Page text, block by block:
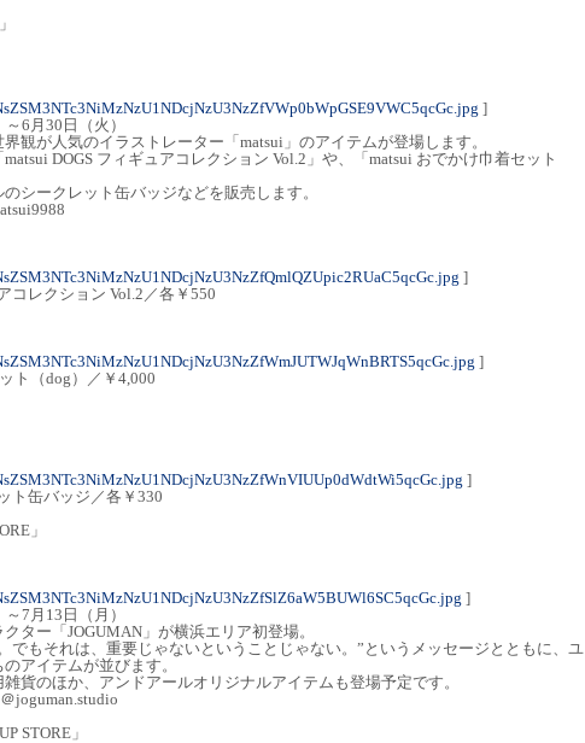
]
6月30日（火）
観が人気のイラストレーター「matsui」のアイテムが登場します。
DOGS フィギュアコレクション Vol.2」や、「matsui おでかけ巾着セット
シークレット缶バッジなどを販売します。
]
コレクション Vol.2／各￥550
]
ト（dog）／￥4,000
]
ト缶バッジ／各￥330
」
]
7月13日（月）
ター「JOGUMAN」が横浜エリア初登場。
でもそれは、重要じゃないということじゃない。”というメッセージとともに、ユ
アイテムが並びます。
貨のほか、アンドアールオリジナルアイテムも登場予定です。
joguman.studio
STORE」